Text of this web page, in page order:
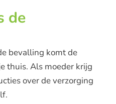
de
bevalling komt de
thuis. Als moeder krijg
over de verzorging